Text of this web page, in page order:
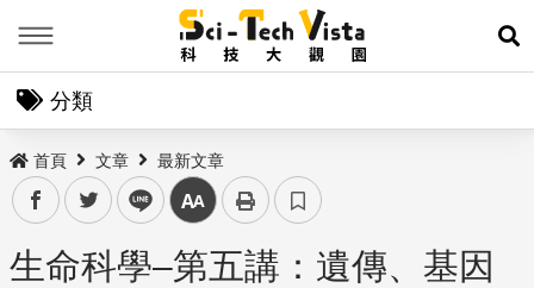
展
分類
首頁 文章 最新文章
facebooktwitter line 中
生命科學–第五講：遺傳、基因